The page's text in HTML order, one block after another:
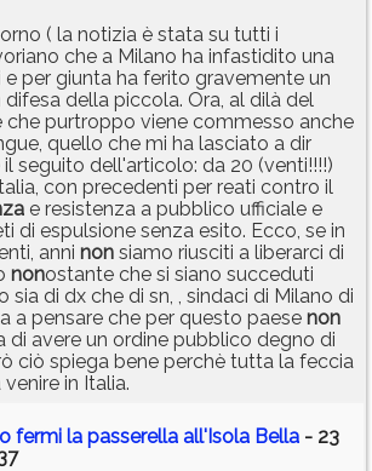
( la notizia è stata su tutti i
che a Milano ha infastidito una
e per giunta ha ferito gravemente un
della piccola. Ora, al dilà del
che purtroppo viene commesso anche
quello che mi ha lasciato a dir
seguito dell'articolo: da 20 (venti!!!!)
con precedenti per reati contro il
e resistenza a pubblico ufficiale e
di espulsione senza esito. Ecco, se in
anni non siamo riusciti a liberarci di
nonostante che si siano succeduti
sia di dx che di sn, , sindaci di Milano di
a pensare che per questo paese non
di avere un ordine pubblico degno di
ciò spiega bene perchè tutta la feccia
in Italia.
fermi la passerella all'Isola Bella - 23